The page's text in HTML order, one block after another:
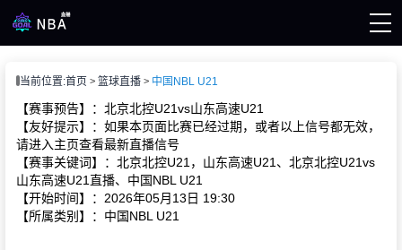
播
当前位置:首页 篮球直播 中国NBL U21
【赛事预告】：北京北控U21vs山东高速U21
【友好提示】：如果本页面比赛已经过期，或者以上信号都无效，
请进入主页查看最新直播信号
【赛事关键词】：北京北控U21，山东高速U21、北京北控U21vs
山东高速U21直播、中国NBL U21
【开始时间】：2026年05月13日 19:30
【所属类别】：中国NBL U21